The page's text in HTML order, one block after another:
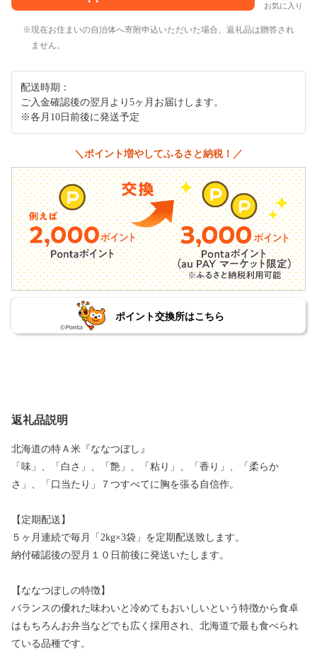
お気に入り
現在お住まいの自治体へ寄附申込いただいた場合、返礼品は贈答され
ません。
配送時期：
ご入金確認後の翌月より5ヶ月お届けします。
※各月10日前後に発送予定
＼ポイント増やしてふるさと納税！／
ポイント交換所はこちら
返礼品説明
北海道の特Ａ米『ななつぼし』
「味」、「白さ」、「艶」、「粘り」、「香り」、「柔らか
さ」、「口当たり」７つすべてに胸を張る自信作。
【定期配送】
５ヶ月連続で毎月「2kg×3袋」を定期配送致します。
納付確認後の翌月１０日前後に発送いたします。
【ななつぼしの特徴】
バランスの優れた味わいと冷めてもおいしいという特徴から食卓
はもちろんお弁当などでも広く採用され、北海道で最も食べられ
ている品種です。